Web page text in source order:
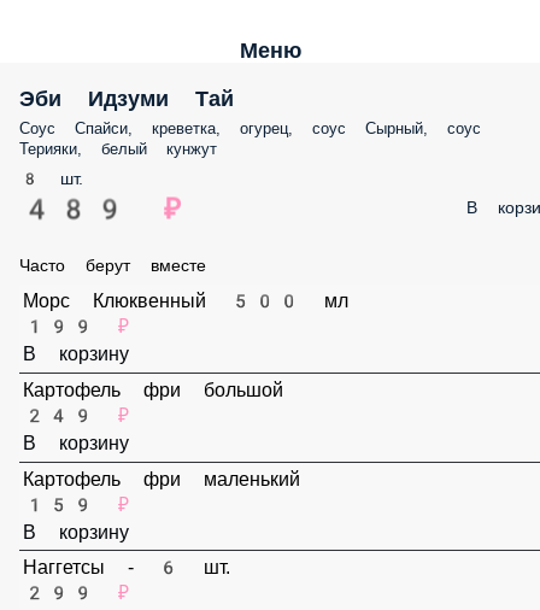
Меню
Эби Идзуми Тай
Соус Спайси, креветка, огурец, соус Сырный, соус Терияки, белый
кунжут
8 шт.
489 ₽ В
Часто берут вместе
Морс Клюквенный 500 мл
199 ₽
В корзину
Картофель фри большой
249 ₽
В корзину
Картофель фри маленький
159 ₽
В корзину